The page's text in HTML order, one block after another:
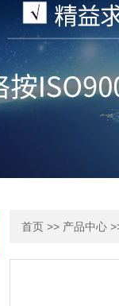
首页 >> 产品中心